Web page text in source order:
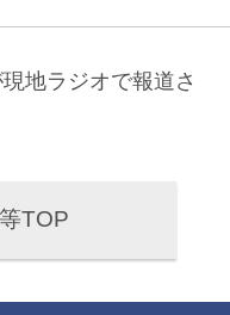
地ラジオで報道さ
TOP